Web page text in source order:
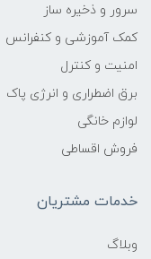
سرور و ذخیره ساز
کمک آموزشی و کنفرانس
امنیت و کنترل
برق اضطراری و انرژی پاک
لوازم خانگی
فروش اقساطی
خدمات مشتریان
وبلاگ